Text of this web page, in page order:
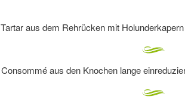
Tartar aus dem Rehrücken mit
Consommé aus den Knochen lange